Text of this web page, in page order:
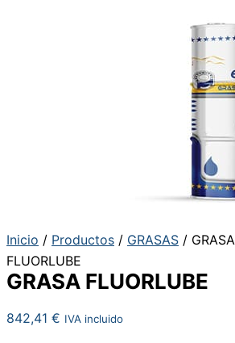
Inicio / Productos / GRASAS / GRASA
FLUORLUBE
GRASA FLUORLUBE
842,41 € IVA incluido